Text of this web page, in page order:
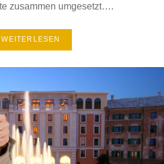
zusammen umgesetzt….
WEITERLESEN